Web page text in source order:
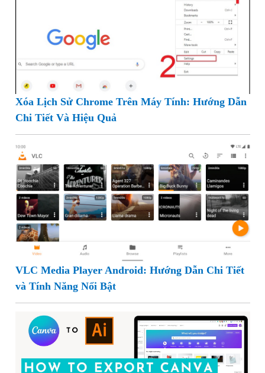
Xóa Lịch Sử Chrome Trên Máy Tính: Hướng Dẫn
Chi Tiết Và Hiệu Quả
VLC Media Player Android: Hướng Dẫn Chi Tiết
và Tính Năng Nổi Bật